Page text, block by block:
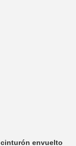
cinturón envuelto